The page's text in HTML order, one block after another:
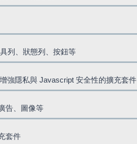
列、狀態列、按鈕等
強隱私與 Javascript 安全性的擴充套件
告、圖像等
套件